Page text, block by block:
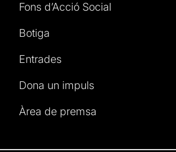
Fons d’Acció Social
Botiga
Entrades
Dona un impuls
Àrea de premsa